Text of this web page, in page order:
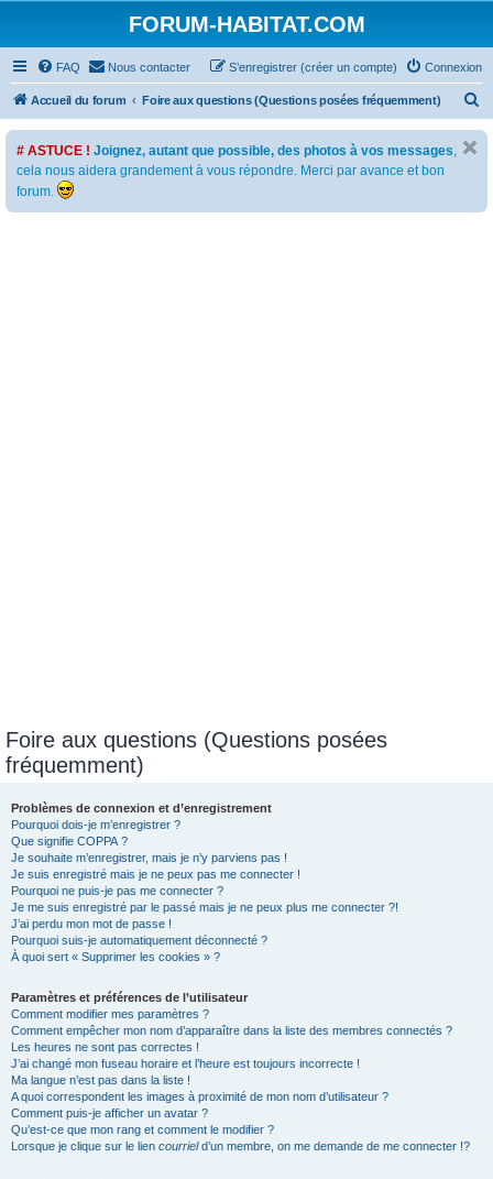
FORUM-HABITAT.COM
FAQ Nous contacter Connexion
S’enregistrer (créer un compte)
Accueil du forum Foire aux questions (Questions posées fréquemment)
e
# ASTUCE ! Joignez, autant que possible, des photos à vos messages,
cela nous aidera grandement à vous répondre. Merci par avance et bon
forum.
Foire aux questions (Questions posées
fréquemment)
Problèmes de connexion et d’enregistrement
Pourquoi dois-je m’enregistrer ?
Que signifie COPPA ?
Je souhaite m’enregistrer, mais je n’y parviens pas !
Je suis enregistré mais je ne peux pas me connecter !
Pourquoi ne puis-je pas me connecter ?
Je me suis enregistré par le passé mais je ne peux plus me connecter ?!
J’ai perdu mon mot de passe !
Pourquoi suis-je automatiquement déconnecté ?
À quoi sert « Supprimer les cookies » ?
Paramètres et préférences de l’utilisateur
Comment modifier mes paramètres ?
Comment empêcher mon nom d’apparaître dans la liste des membres connectés ?
Les heures ne sont pas correctes !
J’ai changé mon fuseau horaire et l’heure est toujours incorrecte !
Ma langue n’est pas dans la liste !
A quoi correspondent les images à proximité de mon nom d’utilisateur ?
Comment puis-je afficher un avatar ?
Qu’est-ce que mon rang et comment le modifier ?
Lorsque je clique sur le lien courrield’un membre, on me demande de me connecter !?